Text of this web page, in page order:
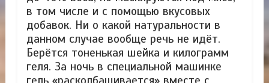
в том числе и с помощью вкусовых
добавок. Ни о какой натуральности в
данном случае вообще речь не идёт.
Берётся тоненькая шейка и килограмм
геля. За ночь в специальной машинке